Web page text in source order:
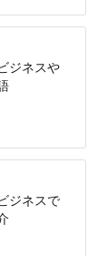
ジネスや
ジネスで